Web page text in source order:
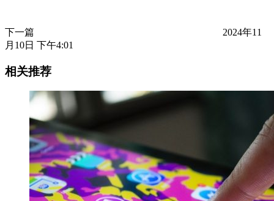
下一篇
2024年11
月10日 下午4:01
相关推荐